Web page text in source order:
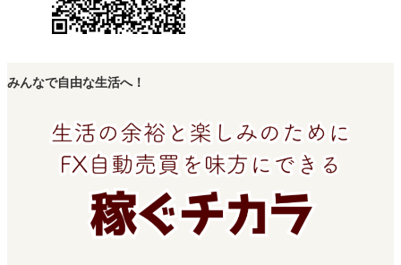
みんなで自由な生活へ！